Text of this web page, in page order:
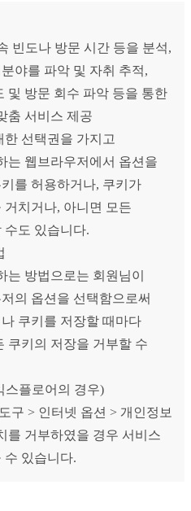
빈도나 방문 시간 등을 분석,
야를 파악 및 자취 추적,
및 방문 회수 파악 등을 통한
춤 서비스 제공
선택권을 가지고
는 웹브라우저에서 옵션을
를 허용하거나, 쿠키가
치거나, 아니면 모든
수도 있습니다.
는 방법으로는 회원님이
의 옵션을 선택함으로써
쿠키를 저장할 때마다
쿠키의 저장을 거부할 수
스플로어의 경우)
구 > 인터넷 옵션 > 개인정보
를 거부하였을 경우 서비스
수 있습니다.